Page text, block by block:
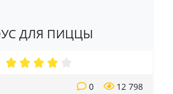
ДЛЯ ПИЦЦЫ
12 798
0